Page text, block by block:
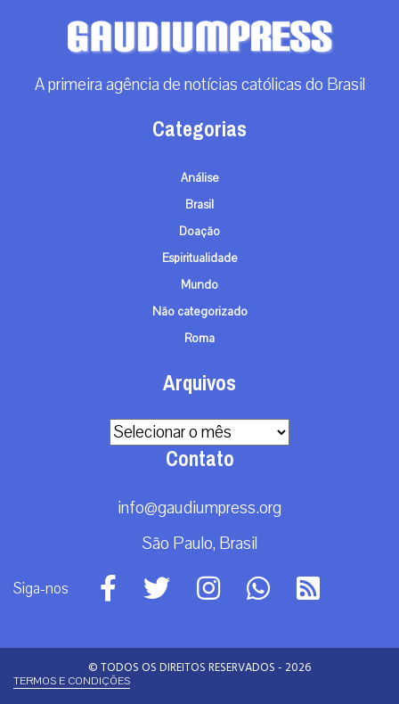
A primeira agência de notícias católicas do Brasil
Categorias
Análise
Brasil
Doação
Espiritualidade
Mundo
Não categorizado
Roma
Arquivos
Arquivos
Contato
info@gaudiumpress.org
São Paulo, Brasil
Siga-nos
© TODOS OS DIREITOS RESERVADOS - 2026
TERMOS E CONDIÇÕES